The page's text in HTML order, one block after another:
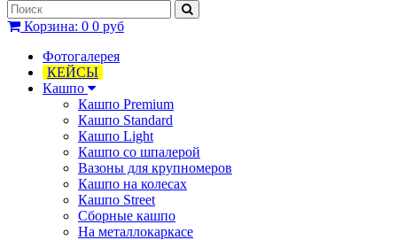
Корзина: 0 0 руб
Фотогалерея
КЕЙСЫ
Кашпо
Кашпо Premium
Кашпо Standard
Кашпо Light
Кашпо со шпалерой
Вазоны для крупномеров
Кашпо на колесах
Кашпо Street
Сборные кашпо
На металлокаркасе